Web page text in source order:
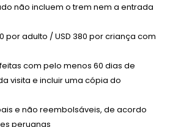
não incluem o trem nem a entrada
por adulto / USD 380 por criança com
com pelo menos 60 dias de
visita e incluir uma cópia do
e não reembolsáveis, de acordo
peruanas